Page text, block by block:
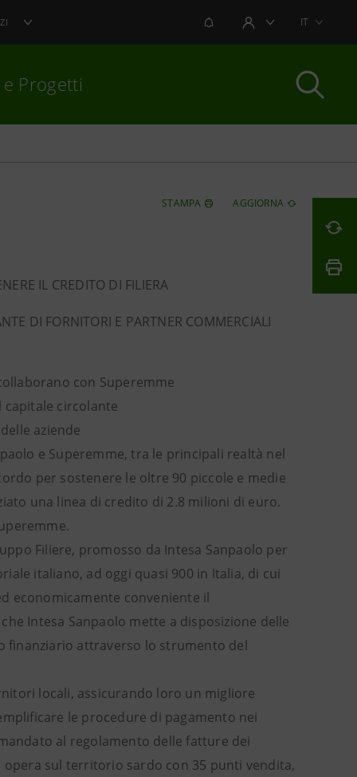
NOTIFICHEAREA UTENTEIT
e Progetti
STAMPA AGGIORNA
IL CREDITO DI FILIERA
DI FORNITORI E PARTNER COMMERCIALI
con Superemme
capitale circolante
aziende
e Superemme, tra le principali realtà nel
per sostenere le oltre 90 piccole e medie
una linea di credito di 2.8 milioni di euro.
Filiere, promosso da Intesa Sanpaolo per
italiano, ad oggi quasi 900 in Italia, di cui
economicamente conveniente il
Intesa Sanpaolo mette a disposizione delle
finanziario attraverso lo strumento del
locali, assicurando loro un migliore
le procedure di pagamento nei
al regolamento delle fatture dei
sul territorio sardo con 35 punti vendita,